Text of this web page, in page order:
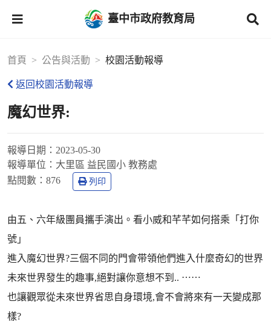
臺中市政府教育局
首頁 公告與活動 校園活動報導
返回校園活動報導
魔幻世界:
報導日期： 2023-05-30
報導單位： 大里區 益民國小 教務處
點閱數： 876 列印
由五、六年級團員攜手演出。看小威和芊芊如何搭乘「打你
號」
進入魔幻世界?三個不同的門會带領他們進入什麼奇幻的世界
未來世界發生的趣事,絕對讓你意想不到.. ⋯⋯
也讓觀眾從未來世界省思自身環境,會不會將來有一天變成那
樣?